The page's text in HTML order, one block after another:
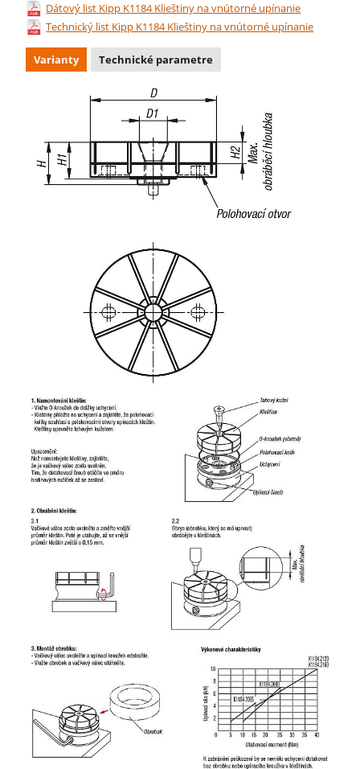
Dátový list Kipp K1184 Klieštiny na vnútorné upínanie
Technický list Kipp K1184 Klieštiny na vnútorné upínanie
Varianty Technické parametre